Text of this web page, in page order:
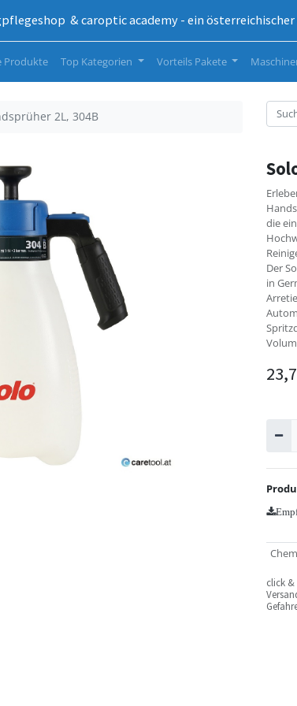
& caroptic academy - ein
Produkte Top Kategorien Vorteils Pakete
2L, 304B
die
Der
in
click &